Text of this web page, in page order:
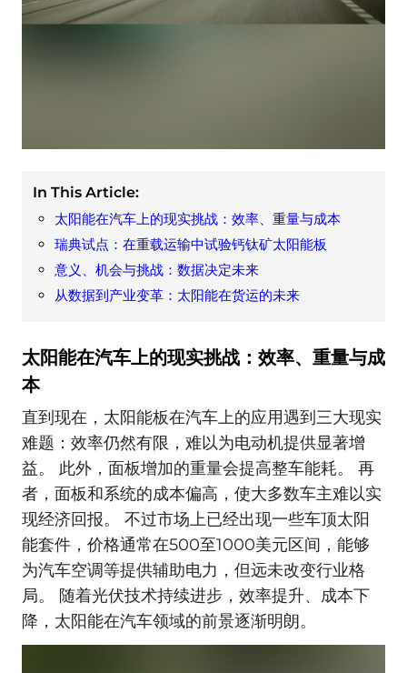
In This Article:
太阳能在汽车上的现实挑战：效率、重量与成本
瑞典试点：在重载运输中试验钙钛矿太阳能板
意义、机会与挑战：数据决定未来
从数据到产业变革：太阳能在货运的未来
太阳能在汽车上的现实挑战：效率、重量与成
本
直到现在，太阳能板在汽车上的应用遇到三大现实
难题：效率仍然有限，难以为电动机提供显著增
益。 此外，面板增加的重量会提高整车能耗。 再
者，面板和系统的成本偏高，使大多数车主难以实
现经济回报。 不过市场上已经出现一些车顶太阳
能套件，价格通常在500至1000美元区间，能够
为汽车空调等提供辅助电力，但远未改变行业格
局。 随着光伏技术持续进步，效率提升、成本下
降，太阳能在汽车领域的前景逐渐明朗。